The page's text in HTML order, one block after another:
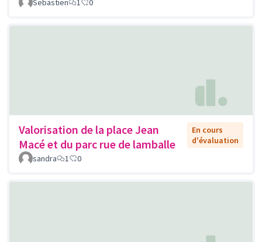
Valorisation de la place Jean
Macé et du parc rue de lamballe
En cours
d'évaluation
sandra
1 0